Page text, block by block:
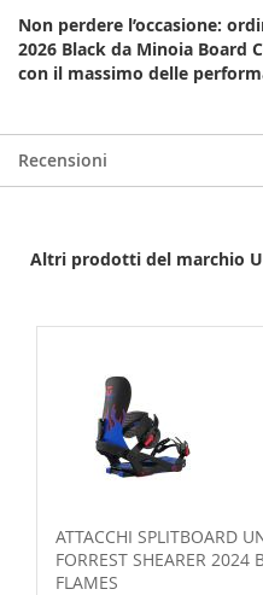
Non perdere l’occasione:
2026 Black da Minoia Board
con il massimo delle
Recensioni
Altri prodotti del marchio
ATTACCHI SPLITBOARD
FORREST SHEARER 2024
FLAMES